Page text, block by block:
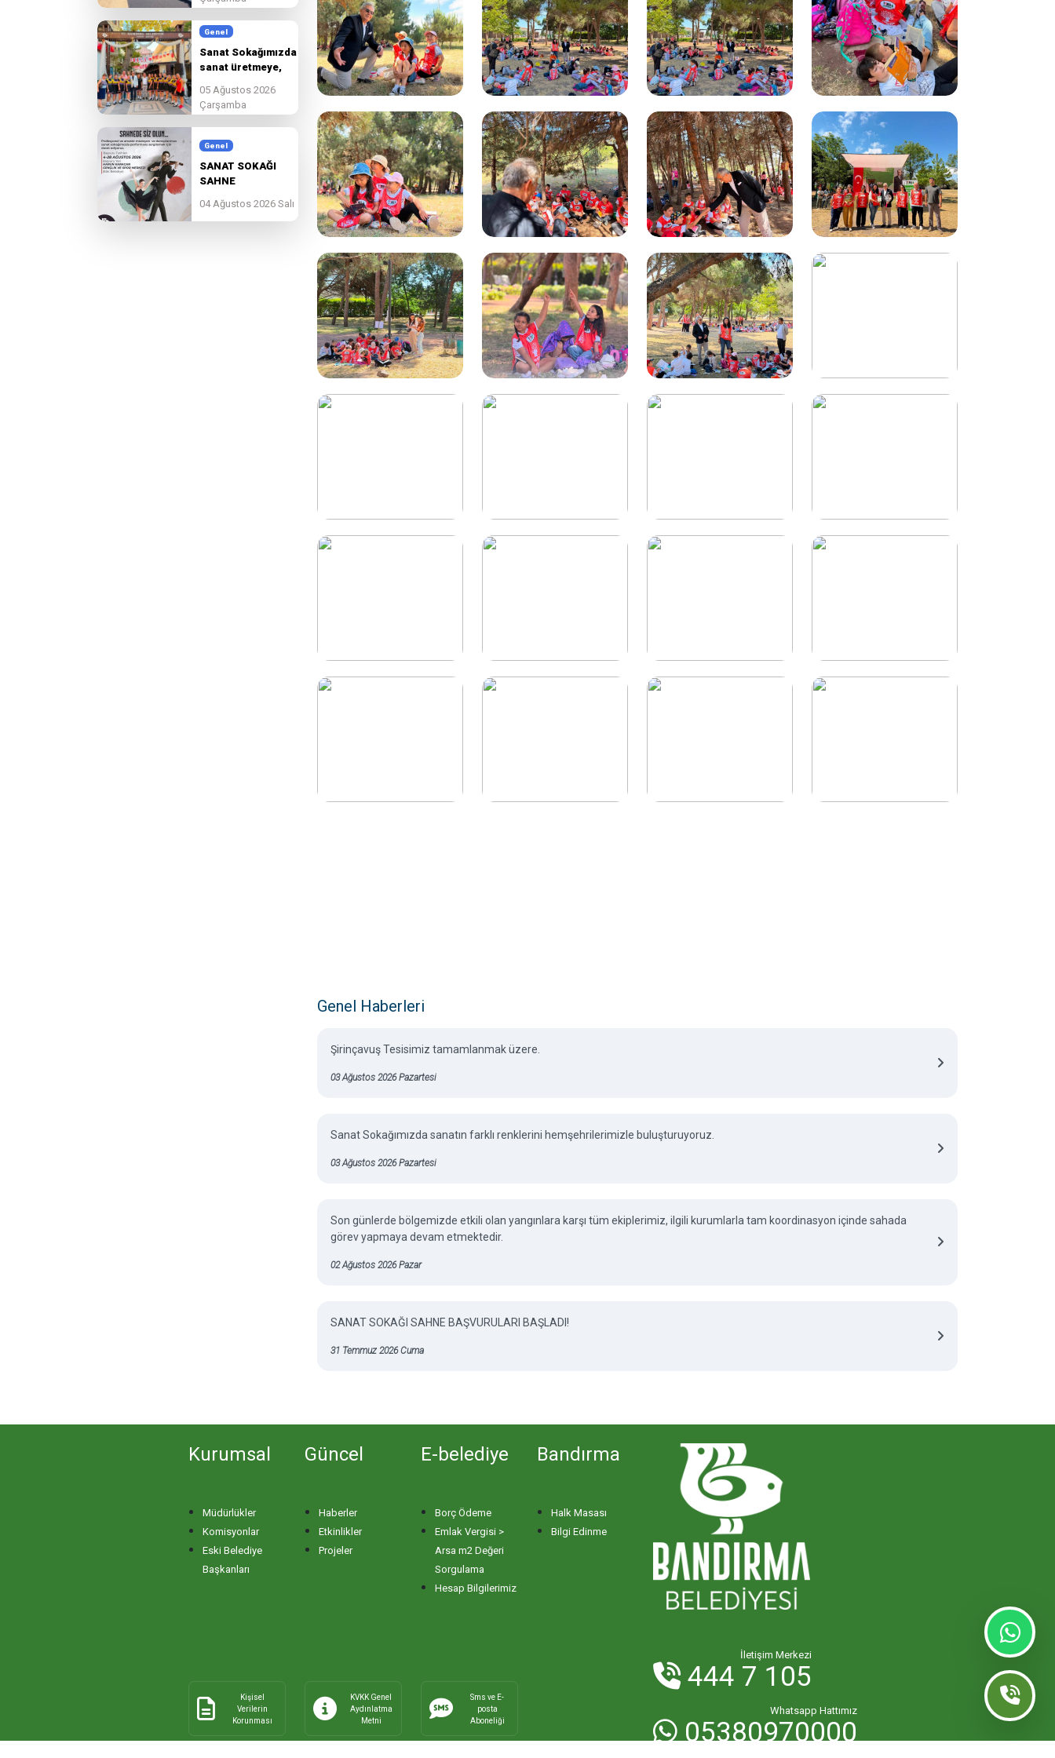
Genel
Sanat Sokağımızda
sanat üretmeye,
birlikte
güzelleşmeye devam
ediyoruz.
05 Ağustos 2026
Çarşamba
Genel
SANAT SOKAĞI
SAHNE
BAŞLADI!
04 Ağustos 2026 Salı
Genel Haberleri
Şirinçavuş Tesisimiz tamamlanmak üzere.
03 Ağustos 2026 Pazartesi
Sanat Sokağımızda sanatın farklı renklerini hemşehrilerimizle buluşturuyoruz.
03 Ağustos 2026 Pazartesi
Son günlerde bölgemizde etkili olan yangınlara karşı tüm ekiplerimiz, ilgili kurumlarla tam koordinasyon içinde sahada
görev yapmaya devam etmektedir.
02 Ağustos 2026 Pazar
SANAT SOKAĞI SAHNE BAŞVURULARI BAŞLADI!
31 Temmuz 2026 Cuma
Kurumsal
Müdürlükler
Komisyonlar
Eski Belediye
Başkanları
Güncel
Haberler
Etkinlikler
Projeler
E-belediye
Borç Ödeme
Emlak Vergisi >
Arsa m2 Değeri
Sorgulama
Hesap Bilgilerimiz
Bandırma
Halk Masası
Bilgi Edinme
Kişisel
Verilerin
Korunması
KVKK Genel
Aydınlatma
Metni
Sms ve E-
posta
Aboneliği
İletişim Merkezi
444 7 105
Whatsapp Hattımız
05380970000